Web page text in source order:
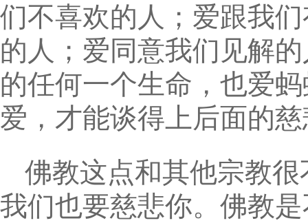
们不喜欢的人；爱跟我
的人；爱同意我们见解
的任何一个生命，也爱
爱，才能谈得上后面的
佛教这点和其他宗教
我们也要慈悲你。佛教